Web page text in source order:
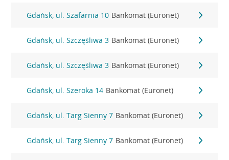
Gdańsk, ul. Szafarnia 10 Bankomat (Euronet)
Gdańsk, ul. Szczęśliwa 3 Bankomat (Euronet)
Gdańsk, ul. Szczęśliwa 3 Bankomat (Euronet)
Gdańsk, ul. Szeroka 14 Bankomat (Euronet)
Gdańsk, ul. Targ Sienny 7 Bankomat (Euronet)
Gdańsk, ul. Targ Sienny 7 Bankomat (Euronet)